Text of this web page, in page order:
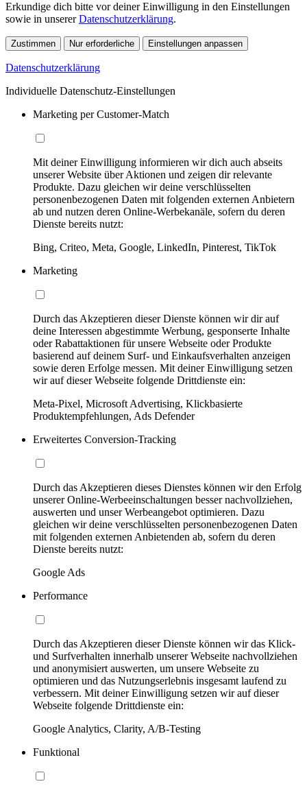
Erkundige dich bitte vor deiner Einwilligung in den Einstellungen
sowie in unsererDatenschutzerklärung.
Zustimmen Nur erforderliche Einstellungen anpassen
Datenschutzerklärung
Individuelle Datenschutz-Einstellungen
Marketing per Customer-Match
Mit deiner Einwilligung informieren wir dich auch abseits
unserer Website über Aktionen und zeigen dir relevante
Produkte. Dazu gleichen wir deine verschlüsselten
personenbezogenen Daten mit folgenden externen Anbietern
ab und nutzen deren Online-Werbekanäle, sofern du deren
Dienste bereits nutzt:
Bing, Criteo, Meta, Google, LinkedIn, Pinterest, TikTok
Marketing
Durch das Akzeptieren dieser Dienste können wir dir auf
deine Interessen abgestimmte Werbung, gesponserte Inhalte
oder Rabattaktionen für unsere Webseite oder Produkte
basierend auf deinem Surf- und Einkaufsverhalten anzeigen
sowie deren Erfolge messen. Mit deiner Einwilligung setzen
wir auf dieser Webseite folgende Drittdienste ein:
Meta-Pixel, Microsoft Advertising, Klickbasierte
Produktempfehlungen, Ads Defender
Erweitertes Conversion-Tracking
Durch das Akzeptieren dieses Dienstes können wir den Erfolg
unserer Online-Werbeeinschaltungen besser nachvollziehen,
auswerten und unser Werbeangebot optimieren. Dazu
gleichen wir deine verschlüsselten personenbezogenen Daten
mit folgenden externen Anbietenden ab, sofern du deren
Dienste bereits nutzt:
Google Ads
Performance
Durch das Akzeptieren dieser Dienste können wir das Klick-
und Surfverhalten innerhalb unserer Webseite nachvollziehen
und anonymisiert auswerten, um unsere Webseite zu
optimieren und das Nutzungserlebnis insgesamt laufend zu
verbessern. Mit deiner Einwilligung setzen wir auf dieser
Webseite folgende Drittdienste ein:
Google Analytics, Clarity, A/B-Testing
Funktional